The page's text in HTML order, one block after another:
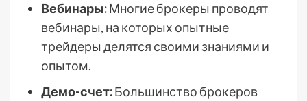
Вебинары:Многие брокеры проводят
вебинары, на которых опытные
трейдеры делятся своими знаниями и
опытом.
Демо-счет:Большинство брокеров